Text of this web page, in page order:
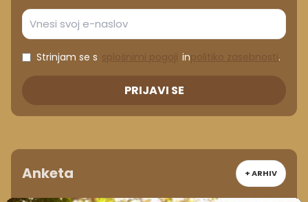
Strinjam se s in .
PRIJAVI SE
Anketa + ARHIV